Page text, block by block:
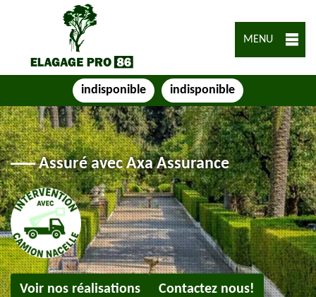
MENU
indisponible indisponible
Assuré avec Axa Assurance
Voir nos réalisations Contactez nous!